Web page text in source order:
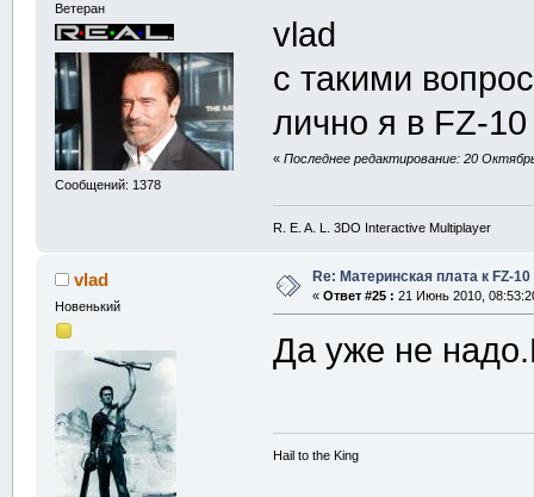
Ветеран
Сообщений: 1378
vlad
с такими
лично я в FZ-
«Последнее редактирование: 20
R. E. A. L. 3DO Interactive Multiplayer
vlad
Новенький
Re: Материнская плата к FZ-10
« Ответ #25 : 21 Июнь 2010,
Да уже не
Hail to the King